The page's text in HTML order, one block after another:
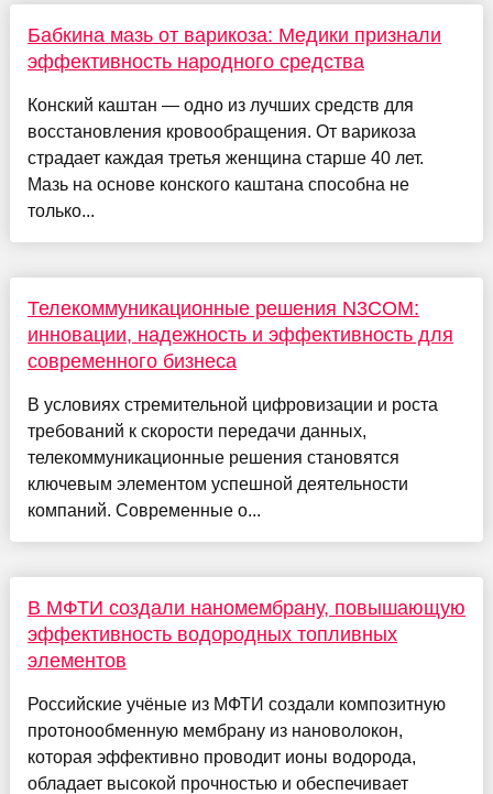
Бабкина мазь от варикоза: Медики признали
эффективность народного средства
Конский каштан — одно из лучших средств для
восстановления кровообращения. От варикоза
страдает каждая третья женщина старше 40 лет.
Мазь на основе конского каштана способна не
только...
Телекоммуникационные решения N3COM:
инновации, надежность и эффективность для
современного бизнеса
В условиях стремительной цифровизации и роста
требований к скорости передачи данных,
телекоммуникационные решения становятся
ключевым элементом успешной деятельности
компаний. Современные о...
В МФТИ создали наномембрану, повышающую
эффективность водородных топливных
элементов
Российские учёные из МФТИ создали композитную
протонообменную мембрану из нановолокон,
которая эффективно проводит ионы водорода,
обладает высокой прочностью и обеспечивает